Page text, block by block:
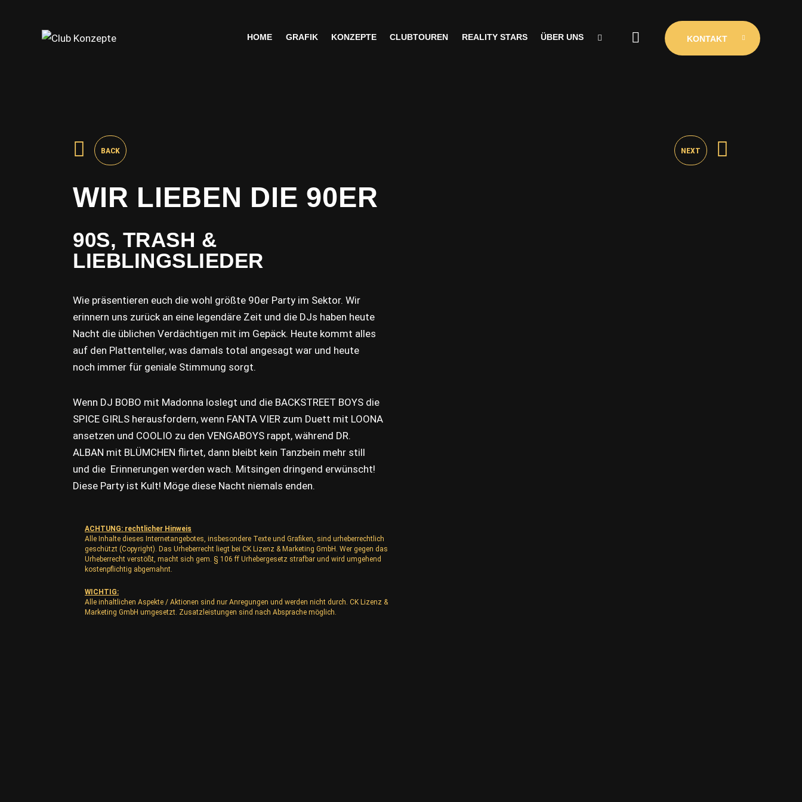
HOME GRAFIK KONZEPTE CLUBTOUREN REALITY STARS ÜBER UNS KONTAKT
BACK NEXT
WIR LIEBEN DIE 90ER
90S, TRASH &
LIEBLINGSLIEDER
Wie präsentieren euch die wohl größte 90er Party im Sektor. Wir
erinnern uns zurück an eine legendäre Zeit und die DJs haben heute
Nacht die üblichen Verdächtigen mit im Gepäck. Heute kommt alles
auf den Plattenteller, was damals total angesagt war und heute
noch immer für geniale Stimmung sorgt.
Wenn DJ BOBO mit Madonna loslegt und die BACKSTREET BOYS die
SPICE GIRLS herausfordern, wenn FANTA VIER zum Duett mit LOONA
ansetzen und COOLIO zu den VENGABOYS rappt, während DR.
ALBAN mit BLÜMCHEN flirtet, dann bleibt kein Tanzbein mehr still
und die Erinnerungen werden wach. Mitsingen dringend erwünscht!
Diese Party ist Kult! Möge diese Nacht niemals enden.
ACHTUNG: rechtlicher Hinweis
Alle Inhalte dieses Internetangebotes, insbesondere Texte und Grafiken, sind urheberrechtlich
geschützt (Copyright). Das Urheberrecht liegt bei CK Lizenz & Marketing GmbH. Wer gegen das
Urheberrecht verstößt, macht sich gem. § 106 ff Urhebergesetz strafbar und wird umgehend
kostenpflichtig abgemahnt.
WICHTIG:
Alle inhaltlichen Aspekte / Aktionen sind nur Anregungen und werden nicht durch. CK Lizenz &
Marketing GmbH umgesetzt. Zusatzleistungen sind nach Absprache möglich.